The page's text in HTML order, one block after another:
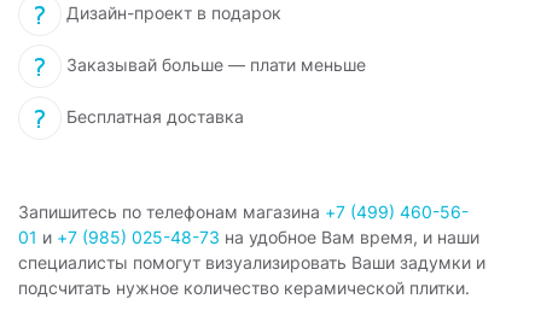
Дизайн-проект в подарок
Заказывай больше — плати меньше
Бесплатная доставка
Запишитесь по телефонам магазина +7 (499) 460-56-
01 и +7 (985) 025-48-73 на удобное Вам время, и наши
специалисты помогут визуализировать Ваши задумки и
подсчитать нужное количество керамической плитки.